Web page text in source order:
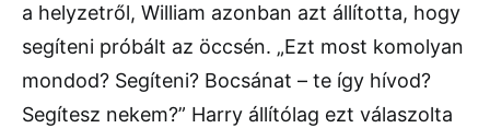
a helyzetről, William azonban azt állította, hogy
segíteni próbált az öccsén. „Ezt most komolyan
mondod? Segíteni? Bocsánat – te így hívod?
Segítesz nekem?” Harry állítólag ezt válaszolta